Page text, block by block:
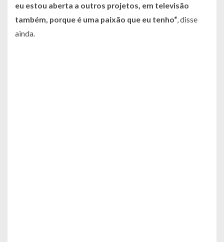
eu estou aberta a outros projetos, em televisão
também, porque é uma paixão que eu tenho“, disse
ainda.